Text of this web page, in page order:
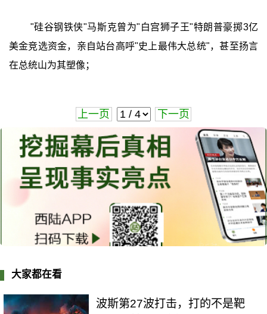
"硅谷钢铁侠"马斯克曾为"白宫狮子王"特朗普豪掷3亿
美金竞选资金，亲自站台高呼"史上最伟大总统"，甚至扬言
在总统山为其塑像；
上一页 下一页
大家都在看
波斯第27波打击，打的不是靶